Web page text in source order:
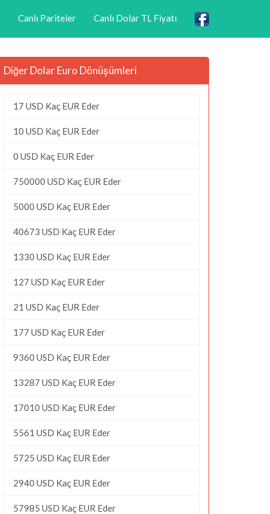
Canlı Pariteler Canlı Dolar TL Fiyatı
Diğer Dolar Euro Dönüşümleri
17 USD Kaç EUR Eder
10 USD Kaç EUR Eder
0 USD Kaç EUR Eder
750000 USD Kaç EUR Eder
5000 USD Kaç EUR Eder
40673 USD Kaç EUR Eder
1330 USD Kaç EUR Eder
127 USD Kaç EUR Eder
21 USD Kaç EUR Eder
177 USD Kaç EUR Eder
9360 USD Kaç EUR Eder
13287 USD Kaç EUR Eder
17010 USD Kaç EUR Eder
5561 USD Kaç EUR Eder
5725 USD Kaç EUR Eder
2940 USD Kaç EUR Eder
57985 USD Kaç EUR Eder